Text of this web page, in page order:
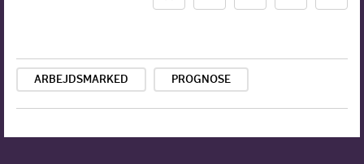
ARBEJDSMARKED PROGNOSE